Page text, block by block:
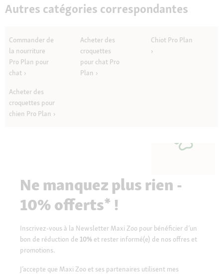
Autres catégories correspondantes
Commander de
la nourriture
Pro Plan pour
chat
Acheter des
croquettes
pour chat Pro
Plan
Chiot Pro Plan
Acheter des
croquettes pour
chien Pro Plan
Ne manquez plus rien -
10% offerts* !
Inscrivez-vous à la Newsletter Maxi Zoo pour bénéficier d’un
bon de réduction de 10% et rester informé(e) de nos offres et
promotions.
J’accepte que Maxi Zoo et ses partenaires utilisent mes